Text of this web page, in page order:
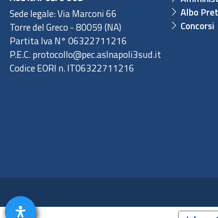
Sede legale: Via Marconi 66
Torre del Greco - 80059 (NA)
Partita Iva N° 06322711216
P.E.C. protocollo@pec.aslnapoli3sud.it
Codice EORI n. IT06322711216
Albo
Concorsi